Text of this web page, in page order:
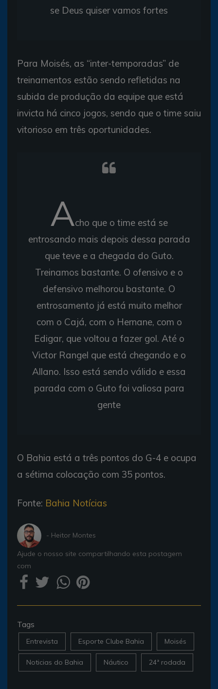
se Deus quiser vamos fortes
Para Moisés, as “inter-temporadas” de
treinamentos estão sendo refletidas na
subida de produção da equipe que está
invicta há cinco jogos, sendo que o time saiu
vitorioso em três oportunidades.
Acho que o time está se
entrosando mais depois dessa parada
que teve e a chegada do Guto.
Treinamos bastante. O ofensivo e o
defensivo melhorou bastante. O
entrosamento já está muito melhor
com o Cajá, com o Hernane, com o
Edigar, que voltou a fazer gol. Até o
Victor Rangel que está chegando e o
Allano. Isso está sendo válido e essa
parada com o Guto foi valiosa para
gente
O Bahia está a três pontos do G-4 e ocupa
a sétima colocação com 35 pontos.
Fonte: Bahia Notícias
- Heitor Montes
Ajude o nosso site compartilhando esta postagem
com
Tags
Entrevista Esporte Clube Bahia Moisés
Noticias do Bahia Náutico 24ª rodada